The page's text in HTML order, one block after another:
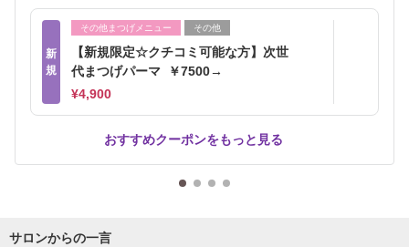
新
規
その他まつげメニュー その他
【新規限定☆クチコミ可能な方】次世
代まつげパーマ ￥7500→
¥4,900
おすすめクーポンをもっと見る
サロンからの一言